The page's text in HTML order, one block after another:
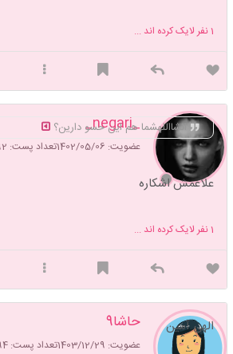
1نفر لایک کرده اند ...
_negari_
عضویت: 1402/05/06 تعداد پست: 2792
انشااللهشما هم این حسو دارین؟
علاعمش اشکاره
1نفر لایک کرده اند ...
حاشا9
عضویت: 1403/12/29 تعداد پست: 294
الهی آمین